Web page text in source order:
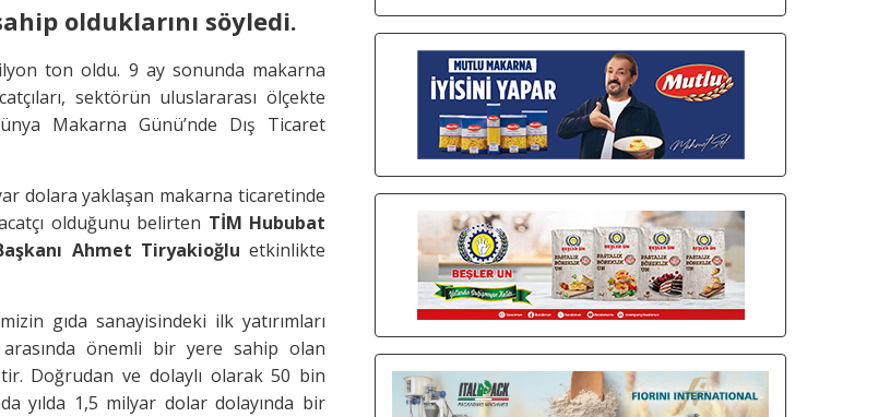
olduklarını söyledi.
ton oldu. 9 ay sonunda makarna
sektörün uluslararası ölçekte
Makarna Günü’nde Dış Ticaret
dolara yaklaşan makarna ticaretinde
olduğunu belirten TİM Hububat
Ahmet Tiryakioğluetkinlikte
gıda sanayisindeki ilk yatırımları
arasında önemli bir yere sahip olan
Doğrudan ve dolaylı olarak 50 bin
yılda 1,5 milyar dolar dolayında bir